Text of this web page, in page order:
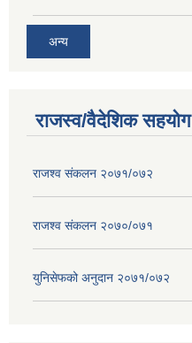
अन्य
राजस्व/वैदेशिक सहयोग
राजश्व संकलन २०७१/०७२
राजश्व संकलन २०७०/०७१
युनिसेफको अनुदान २०७१/०७२